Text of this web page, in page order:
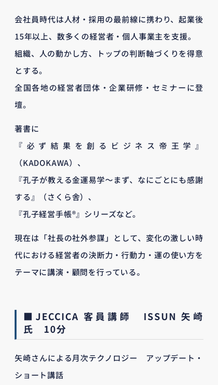
会社員時代は人材・採用の最前線に携わり、起業後
15年以上、数多くの経営者・個人事業主を支援。
組織、人の動かし方、トップの判断軸づくりを得意
とする。
全国各地の経営者団体・企業研修・セミナーに登
壇。
著書に
『必ず結果を創るビジネス帝王学』
（KADOKAWA）、
『孔子が教える金運易学～まず、なにごとにも感謝
する』（さくら舎）、
『孔子経営手帳®』シリーズなど。
現在は「社長の社外参謀」として、変化の激しい時
代における経営者の決断力・行動力・運の使い方を
テーマに講演・顧問を行っている。
■JECCICA 客員講師 ISSUN 矢崎
氏 10分
矢崎さんによる月次テクノロジー アップデート・
ショート講話